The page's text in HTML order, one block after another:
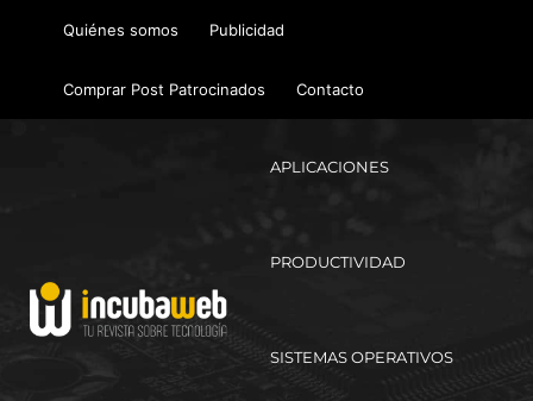
Quiénes somos Publicidad
Comprar Post Patrocinados Contacto
APLICACIONES
PRODUCTIVIDAD
SISTEMAS OPERATIVOS